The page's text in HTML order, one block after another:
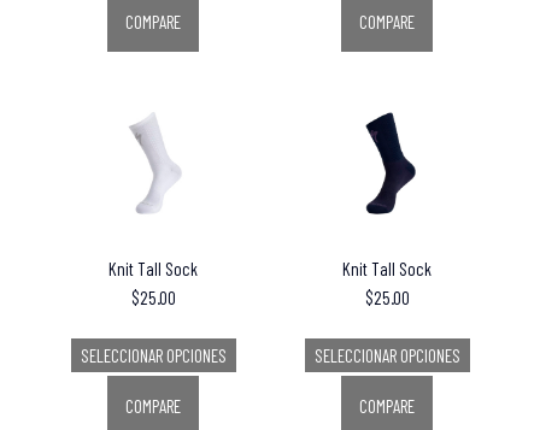
COMPARE COMPARE
Knit Tall Sock
$25.00
SELECCIONAR OPCIONES
COMPARE
Knit Tall Sock
$25.00
SELECCIONAR OPCIONES
COMPARE